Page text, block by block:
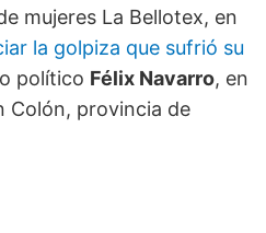
mujeres La Bellotex, en
la golpiza que sufrió su
político Félix Navarro, en
Colón, provincia de